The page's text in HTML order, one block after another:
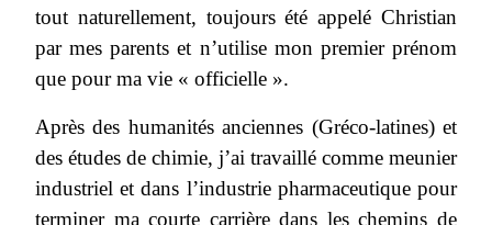
tout naturellement, toujours été appelé Christian
par mes parents et n’utilise mon premier prénom
que pour ma vie « officielle ».
Après des humanités anciennes (Gréco-latines) et
des études de chimie, j’ai travaillé comme meunier
industriel et dans l’industrie pharmaceutique pour
terminer ma courte carrière dans les chemins de